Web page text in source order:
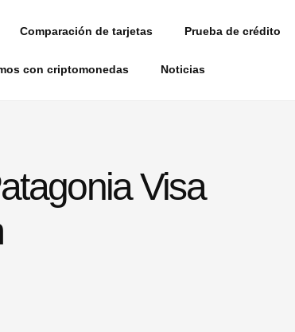
Comparación de tarjetas Prueba de crédito
con criptomonedas Noticias
Visa